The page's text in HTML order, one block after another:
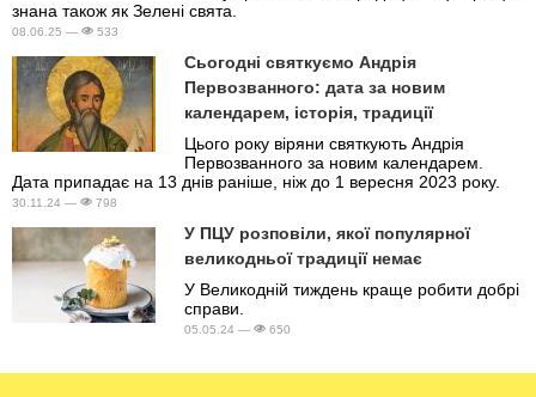
знана також як Зелені свята.
08.06.25 — 533
Сьогодні святкуємо Андрія
Первозванного: дата за новим
календарем, історія, традиції
Цього року віряни святкують Андрія
Первозванного за новим календарем.
Дата припадає на 13 днів раніше, ніж до 1 вересня 2023 року.
30.11.24 — 798
У ПЦУ розповіли, якої популярної
великодньої традиції немає
У Великодній тиждень краще робити добрі
справи.
05.05.24 — 650